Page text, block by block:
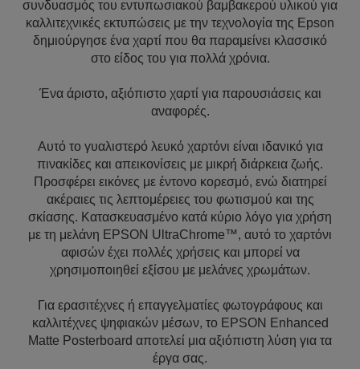
συνδυασμός του εντυπωσιακού βαμβακερού υλικού για
καλλιτεχνικές εκτυπώσεις με την τεχνολογία της Epson
δημιούργησε ένα χαρτί που θα παραμείνει κλασσικό
στο είδος του για πολλά χρόνια.
Ένα άριστο, αξιόπιστο χαρτί για παρουσιάσεις και
αναφορές.
Αυτό το γυαλιστερό λευκό χαρτόνι είναι ιδανικό για
πινακίδες και απεικονίσεις με μικρή διάρκεια ζωής.
Προσφέρει εικόνες με έντονο κορεσμό, ενώ διατηρεί
ακέραιες τις λεπτομέρειες του φωτισμού και της
σκίασης. Κατασκευασμένο κατά κύριο λόγο για χρήση
με τη μελάνη EPSON UltraChrome™, αυτό το χαρτόνι
αφισών έχει πολλές χρήσεις και μπορεί να
χρησιμοποιηθεί εξίσου με μελάνες χρωμάτων.
Για ερασιτέχνες ή επαγγελματίες φωτογράφους και
καλλιτέχνες ψηφιακών μέσων, το EPSON Enhanced
Matte Posterboard αποτελεί μια αξιόπιστη λύση για τα
έργα σας.